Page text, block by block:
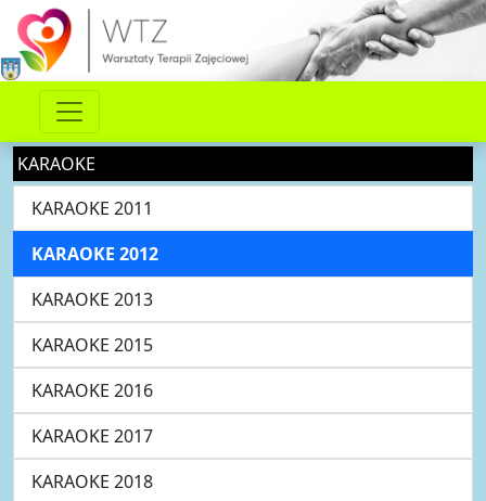
KARAOKE
KARAOKE 2011
KARAOKE 2012
KARAOKE 2013
KARAOKE 2015
KARAOKE 2016
KARAOKE 2017
KARAOKE 2018